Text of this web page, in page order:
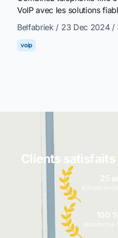
VoIP avec les solutions
Belfabriek / 23 Dec 2024 /
voip
Clients
25
100
plateforme